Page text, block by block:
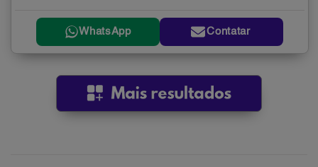
WhatsApp Contatar